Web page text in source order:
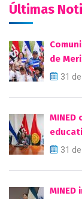
Últimas
de
31
31